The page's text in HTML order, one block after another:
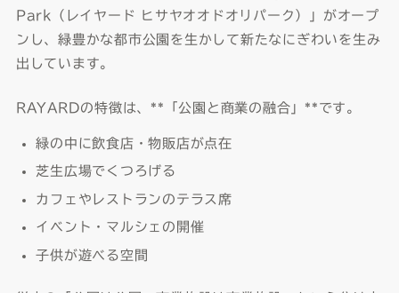
Park（レイヤード ヒサヤオオドオリパーク）」がオープ
ンし、緑豊かな都市公園を生かして新たなにぎわいを生み
出しています。
RAYARDの特徴は、**「公園と商業の融合」**です。
緑の中に飲食店・物販店が点在
芝生広場でくつろげる
カフェやレストランのテラス席
イベント・マルシェの開催
子供が遊べる空間